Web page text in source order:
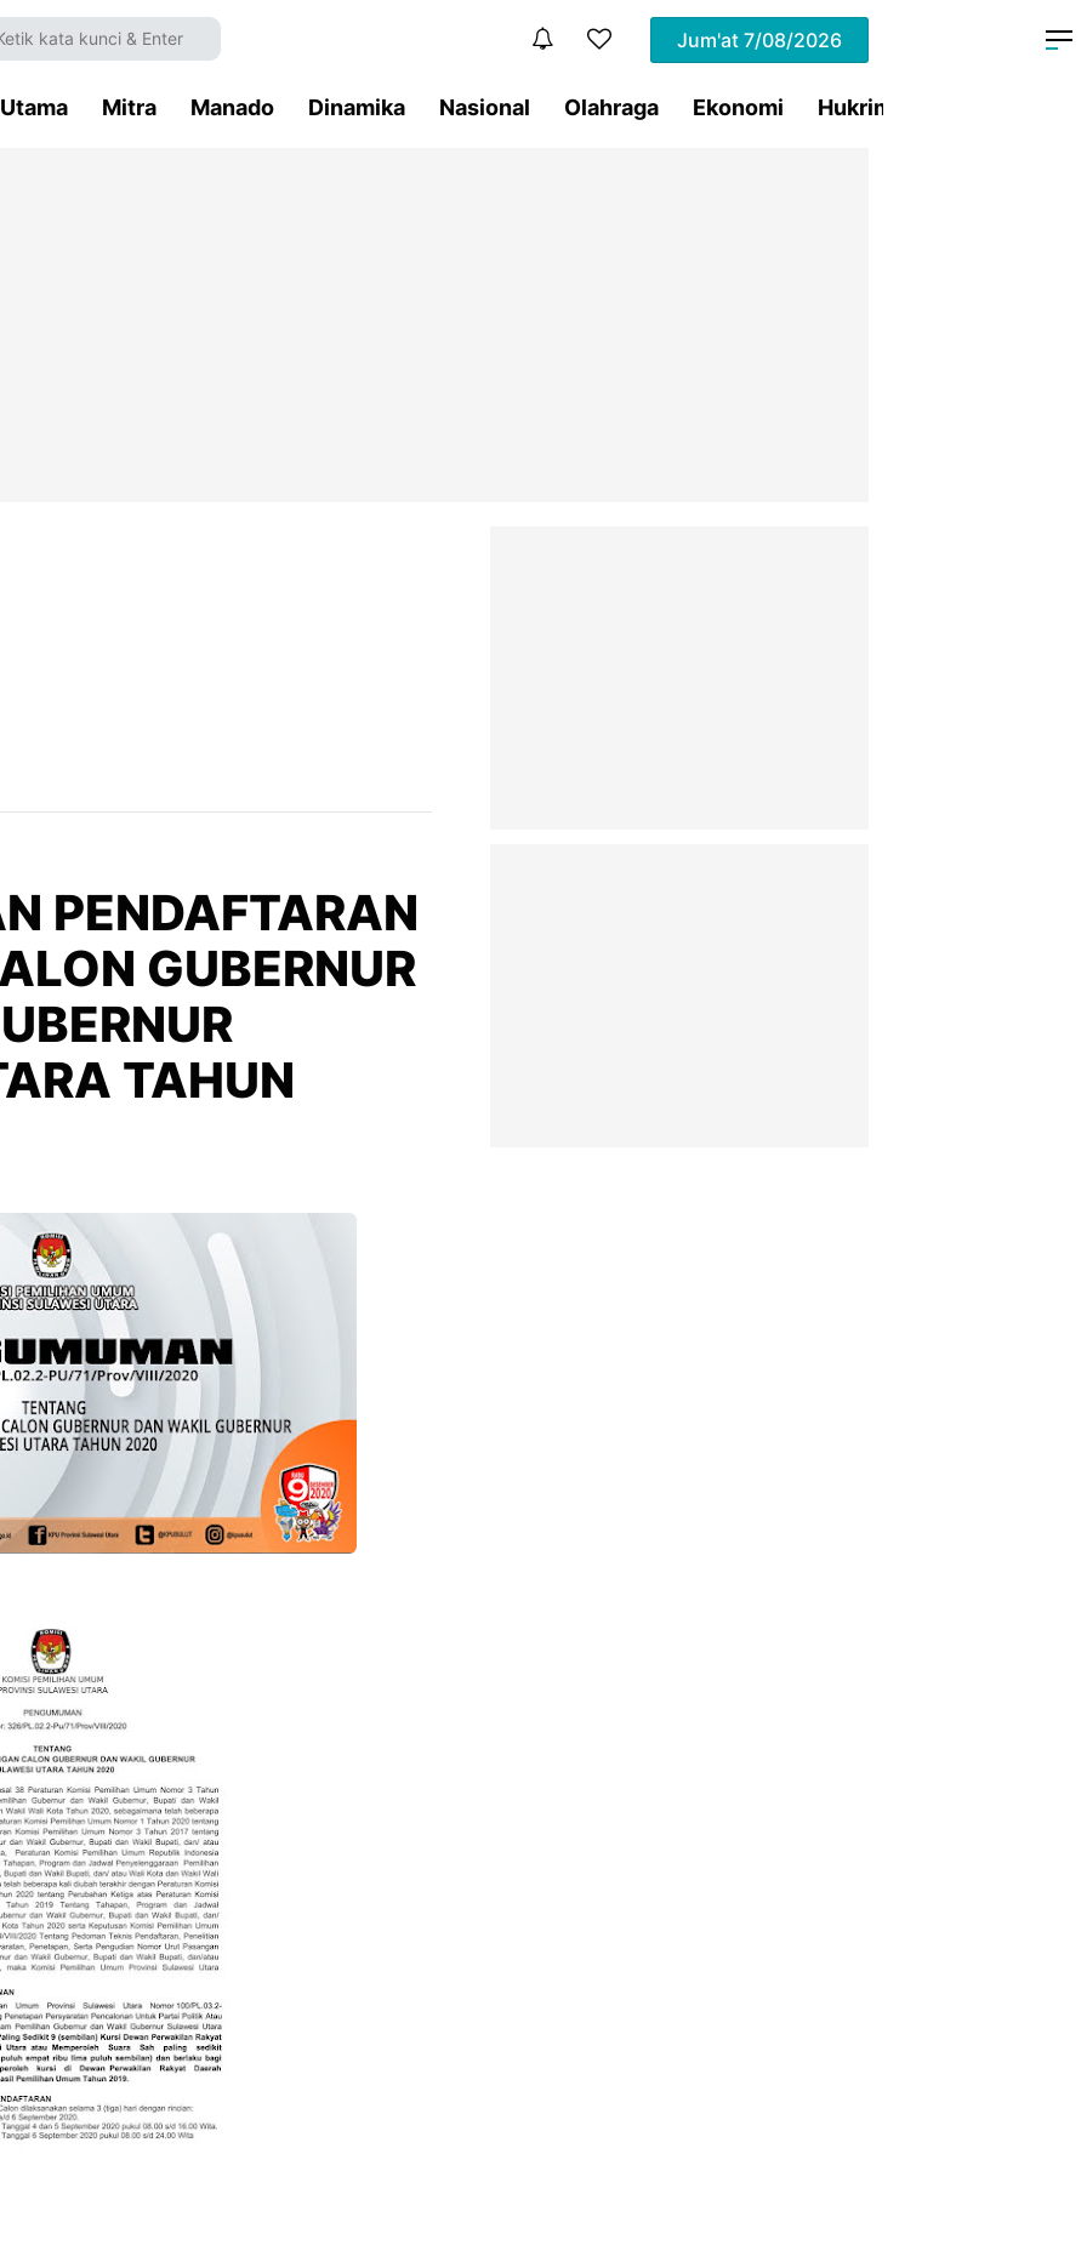
Jum'at 7/08/2026
Utama Mitra Manado Dinamika Nasional Olahraga Ekonomi Hukrim
PENDAFTARAN
GUBERNUR
TAHUN